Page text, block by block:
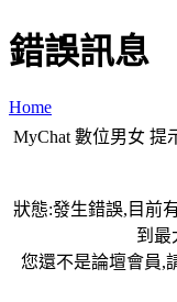
錯誤訊息
Home
MyChat 數位男女 提
狀態:發生錯誤,目前
到最
您還不是論壇會員,